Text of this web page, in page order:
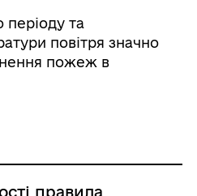
періоду та
повітря значно
пожеж в
...
правила